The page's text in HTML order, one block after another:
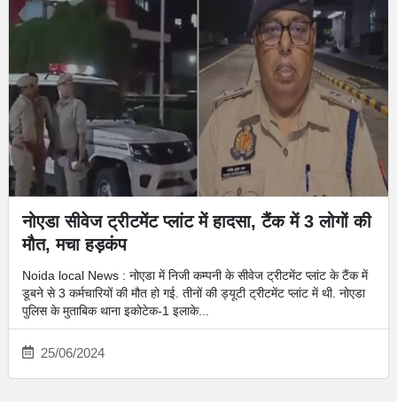
नोएडा सीवेज ट्रीटमेंट प्लांट में हादसा, टैंक में 3 लोगों की
मौत, मचा हड़कंप
25/06/2024
Noida local News : नोएडा में निजी कम्पनी के सीवेज ट्रीटमेंट प्लांट के टैंक में
डूबने से 3 कर्मचारियों की मौत हो गई. तीनों की ड्यूटी ट्रीटमेंट प्लांट में थी. नोएडा
पुलिस के मुताबिक थाना इकोटेक-1 इलाके...